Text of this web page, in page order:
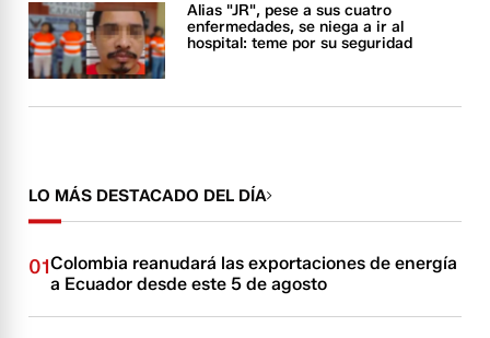
Alias "JR", pese a sus cuatro
enfermedades, se niega a ir al
hospital: teme por su seguridad
LO MÁS DESTACADO DEL DÍA
01Colombia reanudará las exportaciones de energía
a Ecuador desde este 5 de agosto